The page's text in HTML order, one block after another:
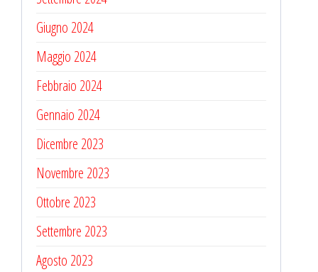
Giugno 2024
Maggio 2024
Febbraio 2024
Gennaio 2024
Dicembre 2023
Novembre 2023
Ottobre 2023
Settembre 2023
Agosto 2023